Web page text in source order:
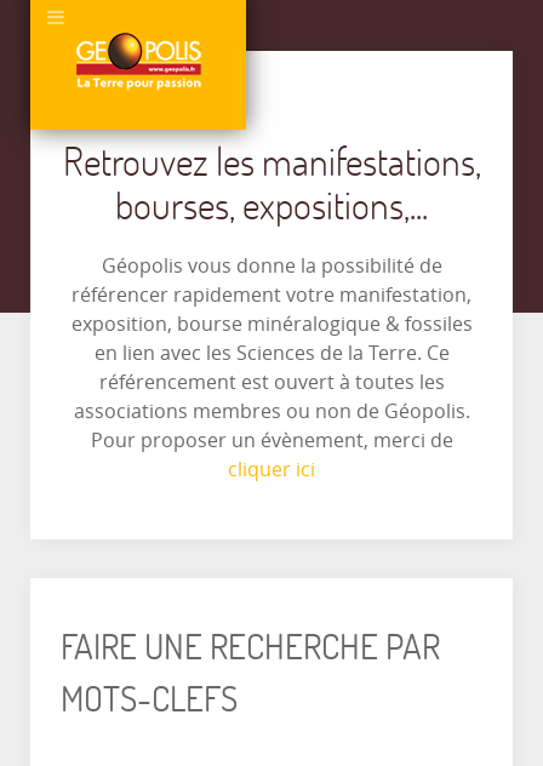
Retrouvez les manifestations,
bourses, expositions,...
Géopolis vous donne la possibilité de
référencer rapidement votre manifestation,
exposition, bourse minéralogique & fossiles
en lien avec les Sciences de la Terre. Ce
référencement est ouvert à toutes les
associations membres ou non de Géopolis.
Pour proposer un évènement, merci de
cliquer ici
FAIRE UNE RECHERCHE PAR
MOTS-CLEFS